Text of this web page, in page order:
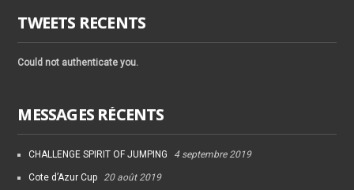
TWEETS RECENTS
Could not authenticate you.
MESSAGES RÉCENTS
CHALLENGE SPIRIT OF JUMPING 4 septembre 2019
Cote d’Azur Cup 20 août 2019